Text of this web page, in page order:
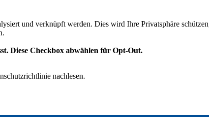
und verknüpft werden. Dies wird Ihre Privatsphäre
Diese Checkbox abwählen für Opt-Out.
nachlesen.